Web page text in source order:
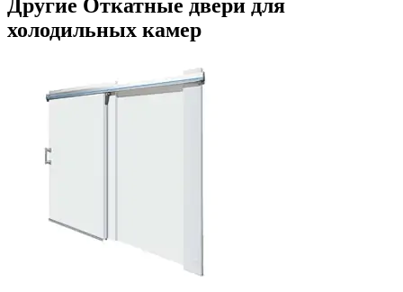
Другие Откатные двери для
холодильных камер